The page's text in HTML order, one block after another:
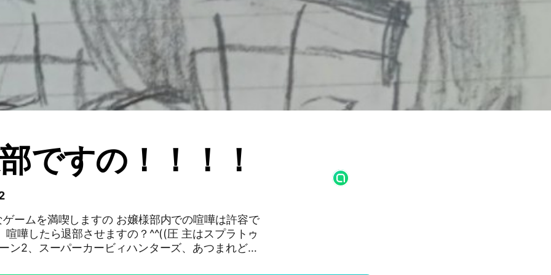
ですの！！！！
ームを満喫しますの お嬢様部内での喧嘩は許容で
喧嘩したら退部させますの？^^((圧 主はスプラトゥ
ン2、スーパーカービィハンターズ、あつまれどう